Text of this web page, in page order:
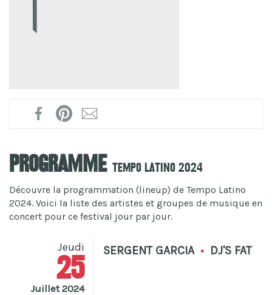
Programme Tempo Latino 2024
Découvre la programmation (lineup) de Tempo Latino
2024. Voici la liste des artistes et groupes de musique en
concert pour ce festival jour par jour.
Jeudi
25
Juillet 2024
SERGENT GARCIA • DJ'S FAT